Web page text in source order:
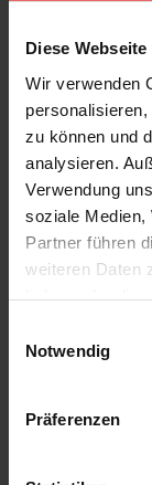
Diese
Wir verwenden
zu können und
analysieren.
Verwendung
soziale Medien,
Partner führen
weiteren Daten
Notwendig
Präferenzen
Weitere Produkte
Soley